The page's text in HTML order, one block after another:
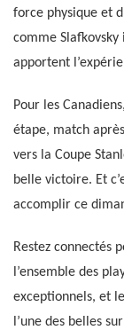
force physique et
comme Slafkovsky
apportent
Pour les
étape, match
vers la Coupe
belle victoire. Et
accomplir ce
Restez connectés
l’ensemble des
exceptionnels, et
l’une des belles